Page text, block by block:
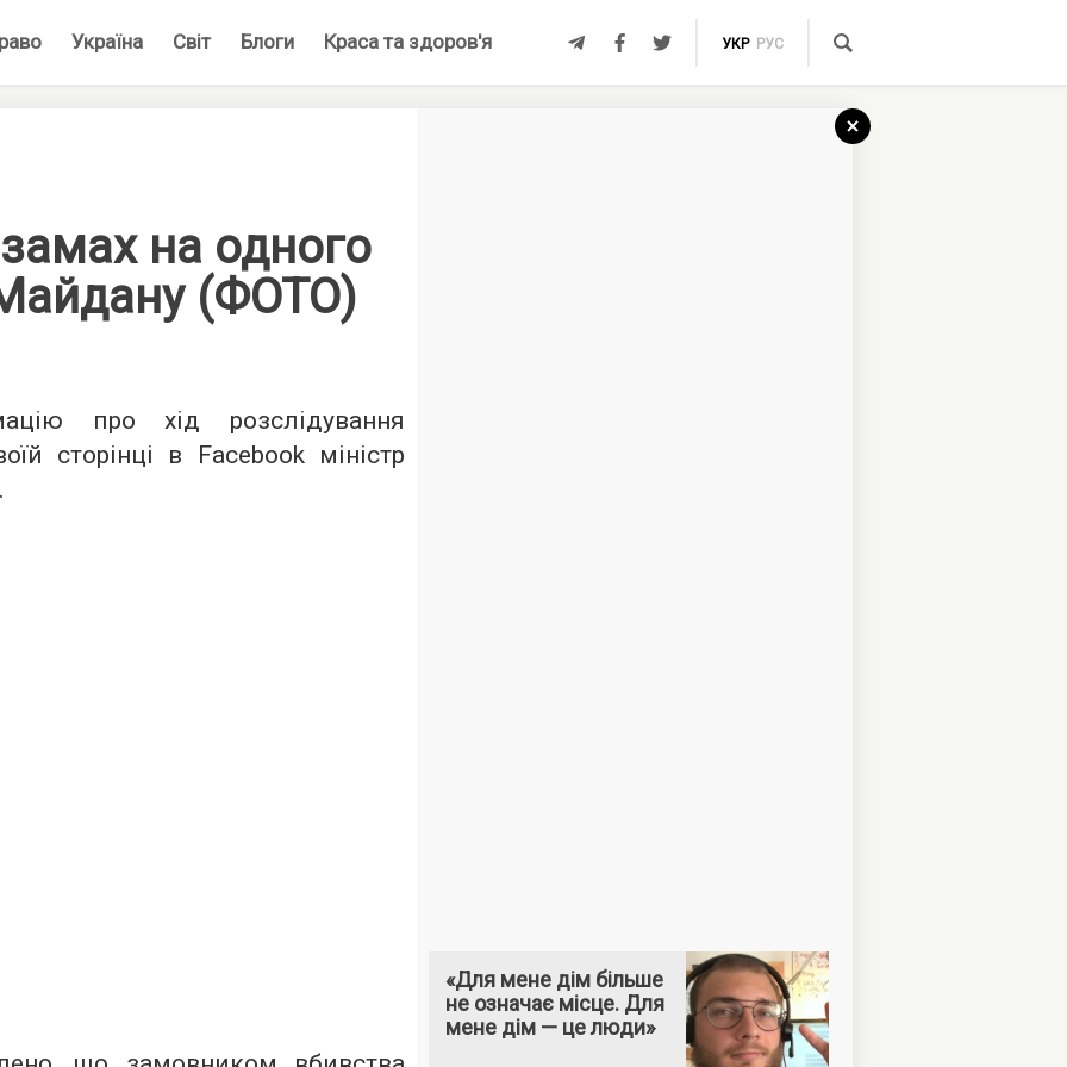
Україна Світ Блоги Краса та здоров'я УКР РУС
на одного
Майдану (ФОТО)
про хід розслідування
сторінці в Facebook міністр
«Для мене дім більше
не означає місце. Для
мене дім — це люди»